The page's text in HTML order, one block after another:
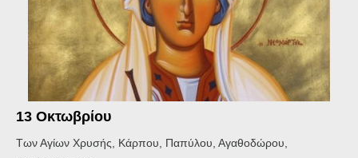
13 Οκτωβρίου
Των Αγίων Χρυσής, Κάρπου, Παπύλου, Αγαθοδώρου,